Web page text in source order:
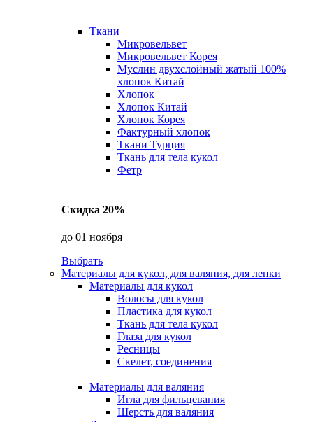
Ткани
Микровельвет
Микровельвет Корея
Муслин двухслойный жатый 100%
хлопок Китай
Хлопок
Хлопок Китай
Хлопок Корея
Фактурный хлопок
Ткани Турция
Ткань для тела кукол
Фетр
Скидка 20%
до 01 ноября
Выбрать
Материалы для кукол, для валяния, для лепки
Материалы для кукол
Волосы для кукол
Пластика для кукол
Ткань для тела кукол
Глаза для кукол
Ресницы
Скелет, соединения
Материалы для валяния
Игла для фильцевания
Шерсть для валяния